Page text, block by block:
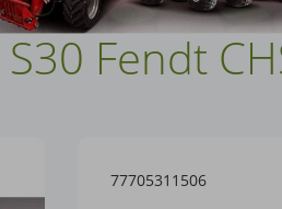
Fendt
77705311506